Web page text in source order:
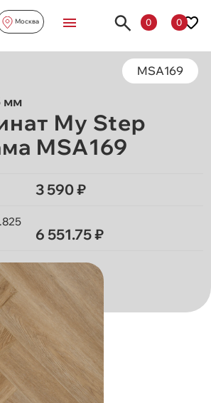
Москва 0 0
MSA169
мм
My Step
MSA169
3 590 ₽
6 551.75 ₽